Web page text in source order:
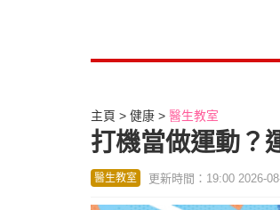
主頁 健康 醫生教室
打機當做運動？
醫生教室 更新時間：19:00 2026-